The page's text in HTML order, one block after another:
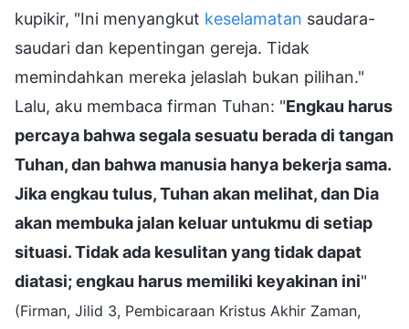
kupikir, "Ini menyangkut keselamatan saudara-
saudari dan kepentingan gereja. Tidak
memindahkan mereka jelaslah bukan pilihan."
Lalu, aku membaca firman Tuhan: "Engkau harus
percaya bahwa segala sesuatu berada di tangan
Tuhan, dan bahwa manusia hanya bekerja sama.
Jika engkau tulus, Tuhan akan melihat, dan Dia
akan membuka jalan keluar untukmu di setiap
situasi. Tidak ada kesulitan yang tidak dapat
diatasi; engkau harus memiliki keyakinan ini"
(Firman, Jilid 3, Pembicaraan Kristus Akhir Zaman,